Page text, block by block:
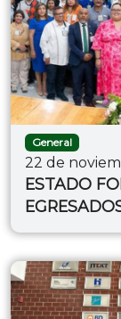
General
22 de
ESTADO